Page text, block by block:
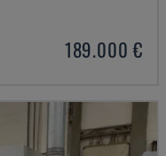
189.000 €